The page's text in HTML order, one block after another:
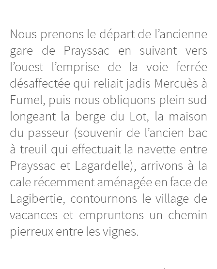
Nous prenons le départ de l’ancienne
gare de Prayssac en suivant vers
l’ouest l’emprise de la voie ferrée
désaffectée qui reliait jadis Mercuès à
Fumel, puis nous obliquons plein sud
longeant la berge du Lot, la maison
du passeur (souvenir de l’ancien bac
à treuil qui effectuait la navette entre
Prayssac et Lagardelle), arrivons à la
cale récemment aménagée en face de
Lagibertie, contournons le village de
vacances et empruntons un chemin
pierreux entre les vignes.